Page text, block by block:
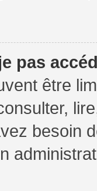
pas
être
besoin